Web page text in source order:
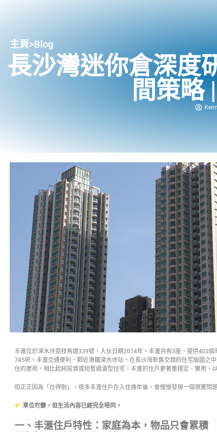
主頁>Blog
長沙灣迷你倉深度
間策略
丰滙位於深水埗荔枝角道339號，入伙日期2014年。丰滙共有3座，提供403
745呎。丰滙交通便利，鄰近港鐵深水埗站。在長沙灣新舊交錯的住宅版圖之
住的屋苑。相比起純投資或短暫過渡型住宅，丰滙的住戶更著重穩定、實用，
但正正因為「住得耐」，很多丰滙住戶在入住幾年後，會慢慢發現一個現實問
單位冇變，但生活內容已經完全唔同。
一、丰滙住戶特性：家庭為本，物品只會累積